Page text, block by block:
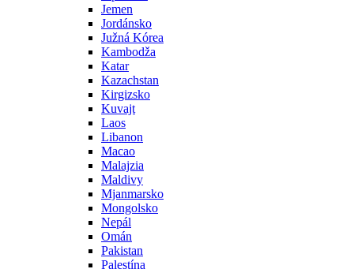
Jemen
Jordánsko
Južná Kórea
Kambodža
Katar
Kazachstan
Kirgizsko
Kuvajt
Laos
Libanon
Macao
Malajzia
Maldivy
Mjanmarsko
Mongolsko
Nepál
Omán
Pakistan
Palestína